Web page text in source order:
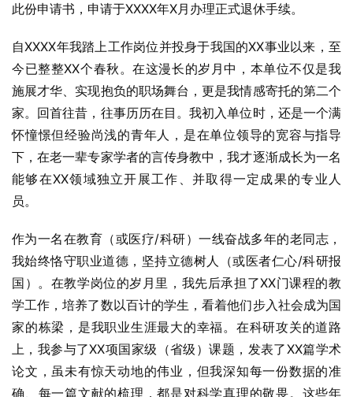
此份申请书，申请于XXXX年X月办理正式退休手续。
自XXXX年我踏上工作岗位并投身于我国的XX事业以来，至
今已整整XX个春秋。在这漫长的岁月中，本单位不仅是我
施展才华、实现抱负的职场舞台，更是我情感寄托的第二个
家。回首往昔，往事历历在目。我初入单位时，还是一个满
怀憧憬但经验尚浅的青年人，是在单位领导的宽容与指导
下，在老一辈专家学者的言传身教中，我才逐渐成长为一名
能够在XX领域独立开展工作、并取得一定成果的专业人
员。
作为一名在教育（或医疗/科研）一线奋战多年的老同志，
我始终恪守职业道德，坚持立德树人（或医者仁心/科研报
国）。在教学岗位的岁月里，我先后承担了XX门课程的教
学工作，培养了数以百计的学生，看着他们步入社会成为国
家的栋梁，是我职业生涯最大的幸福。在科研攻关的道路
上，我参与了XX项国家级（省级）课题，发表了XX篇学术
论文，虽未有惊天动地的伟业，但我深知每一份数据的准
确、每一篇文献的梳理，都是对科学真理的敬畏。这些年